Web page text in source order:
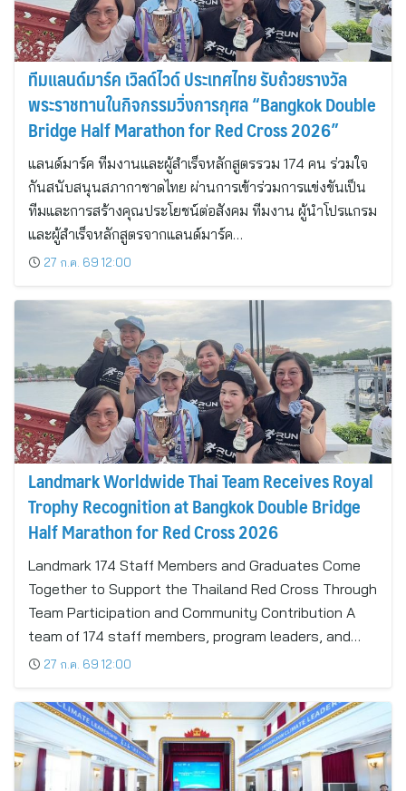
ทีมแลนด์มาร์ค เวิลด์ไวด์ ประเทศไทย รับถ้วยรางวัล
พระราชทานในกิจกรรมวิ่งการกุศล “Bangkok Double
Bridge Half Marathon for Red Cross 2026”
แลนด์มาร์ค ทีมงานและผู้สำเร็จหลักสูตรรวม 174 คน ร่วมใจ
กันสนับสนุนสภากาชาดไทย ผ่านการเข้าร่วมการแข่งขันเป็น
ทีมและการสร้างคุณประโยชน์ต่อสังคม ทีมงาน ผู้นำโปรแกรม
และผู้สำเร็จหลักสูตรจากแลนด์มาร์ค…
27 ก.ค. 69 12:00
Landmark Worldwide Thai Team Receives Royal
Trophy Recognition at Bangkok Double Bridge
Half Marathon for Red Cross 2026
Landmark 174 Staff Members and Graduates Come
Together to Support the Thailand Red Cross Through
Team Participation and Community Contribution A
team of 174 staff members, program leaders, and…
27 ก.ค. 69 12:00